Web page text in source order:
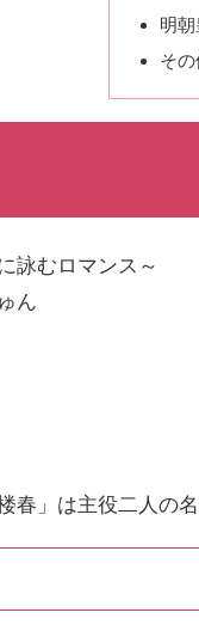
明
そ
詠むロマンス～
ん
春」は主役二人の